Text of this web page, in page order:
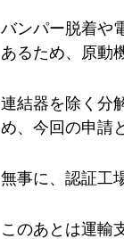
バンパー脱着や
あるため、原動
連結器を除く分
め、今回の申請
無事に、認証工
このあとは運輸